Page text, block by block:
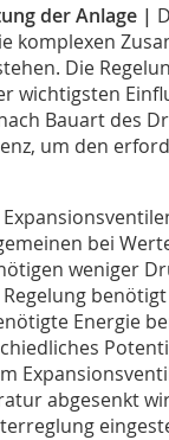
der Anlage |
komplexen
Die
wichtigsten
Bauart des
um den
bei
weniger
Energie
abgesenkt